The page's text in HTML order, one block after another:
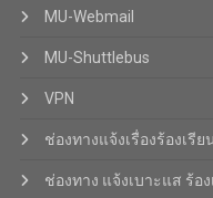
MU-Webmail
MU-Shuttlebus
VPN
ช่องทางแจ้งเรื่องร้องเ
ช่องทาง แจ้งเบาะแส ร้อ